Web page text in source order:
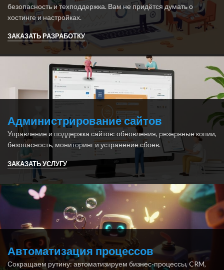
безопасность и техподдержка. Вам не придётся думать о
хостинге и настройках.
ЗАКАЗАТЬ РАЗРАБОТКУ
Администрирование сайтов
Управление и поддержка сайтов: обновления, резервные копии,
безопасность, мониторинг и устранение сбоев.
ЗАКАЗАТЬ УСЛУГУ
Автоматизация процессов
Сокращаем рутину: автоматизируем бизнес-процессы, CRM,